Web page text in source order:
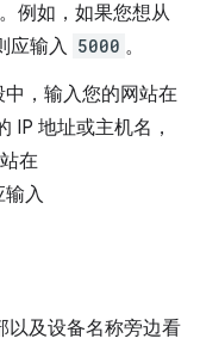
例如，如果您想从
应输入 5000 。
中，输入您的网站在
IP 地址或主机名，
在
输入
以及设备名称旁边看